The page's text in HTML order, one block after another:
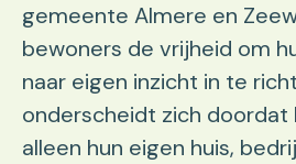
gemeente Almere en
bewoners de vrijheid om
naar eigen inzicht in te
onderscheidt zich doordat
alleen hun eigen huis,